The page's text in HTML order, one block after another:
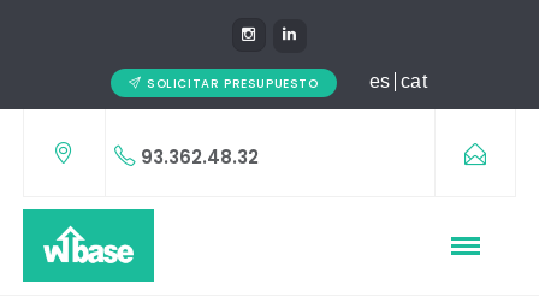
SOLICITAR PRESUPUESTO es cat
93.362.48.32